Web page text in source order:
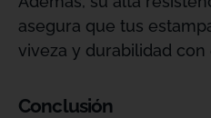
asegura que tus
viveza y durabilidad con
Conclusión